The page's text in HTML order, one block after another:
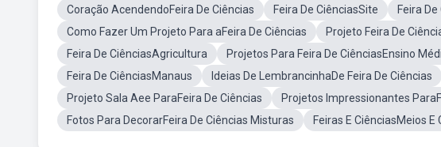
Coração AcendendoFeira De Ciências
Feira De CiênciasSite Feira
Como Fazer Um Projeto Para aFeira De Ciências
Projeto Feira De
Feira De CiênciasAgricultura
Projetos Para Feira De CiênciasEnsino
Feira De CiênciasManaus
Ideias De LembrancinhaDe Feira De Ciências
Projeto Sala Aee ParaFeira De Ciências
Projetos Impressionantes
Fotos Para DecorarFeira De Ciências Misturas
Feiras E CiênciasMeios